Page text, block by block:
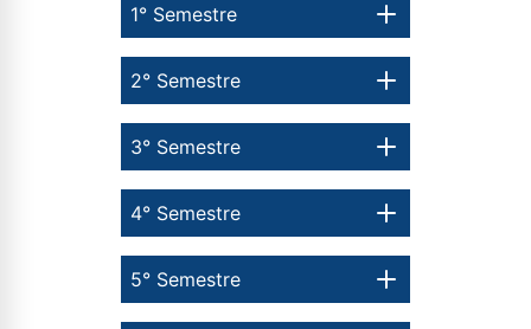
1° Semestre
5° Semestre
4° Semestre
3° Semestre
2° Semestre